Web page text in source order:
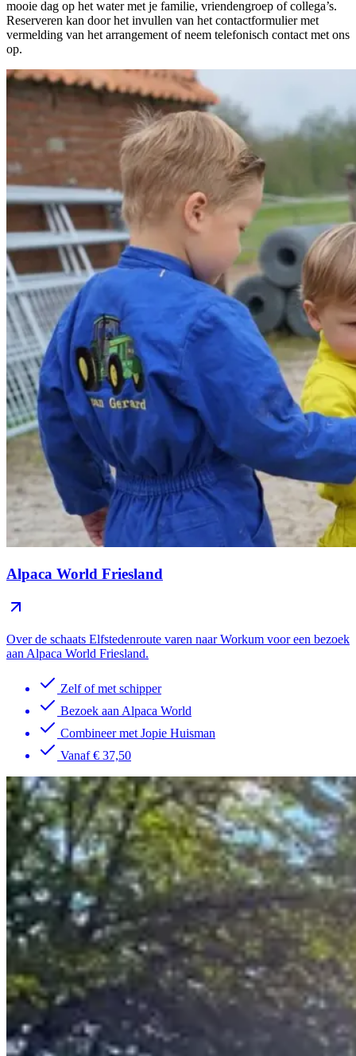
mooie dag op het water met je familie, vriendengroep of collega’s.
Reserveren kan door het invullen van het contactformulier met
vermelding van het arrangement of neem telefonisch contact met ons
op.
Alpaca World Friesland
Over de schaats Elfstedenroute varen naar Workum voor een bezoek
aan Alpaca World Friesland.
Zelf of met schipper
Bezoek aan Alpaca World
Combineer met Jopie Huisman
Vanaf € 37,50